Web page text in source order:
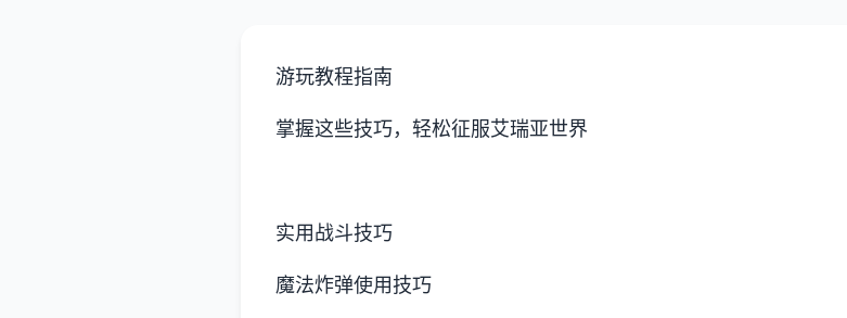
游玩教程指南
掌握这些技巧，轻松征服艾瑞亚世界
实用战斗技巧
魔法炸弹使用技巧